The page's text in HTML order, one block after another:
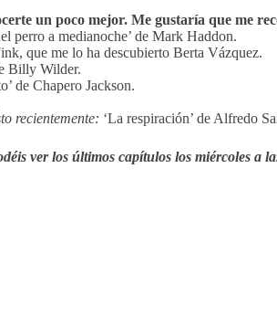
un poco mejor. Me gustaría que me
perro a medianoche’ de Mark Haddon.
que me lo ha descubierto Berta Vázquez.
Billy Wilder.
de Chapero Jackson.
recientemente: ‘La respiración’ de Alfredo
ver los últimos capítulos los miércoles